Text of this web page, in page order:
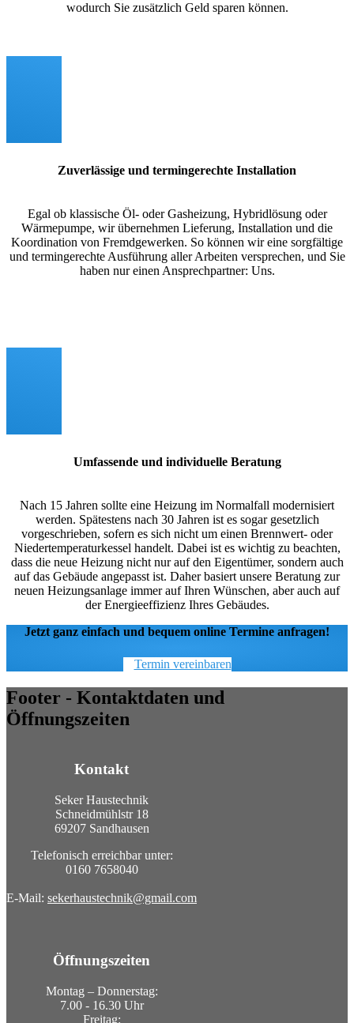
wodurch Sie zusätzlich Geld sparen können.
Zuverlässige und termingerechte Installation
Egal ob klassische Öl- oder Gasheizung, Hybridlösung oder
Wärmepumpe, wir übernehmen Lieferung, Installation und die
Koordination von Fremdgewerken. So können wir eine sorgfältige
und termingerechte Ausführung aller Arbeiten versprechen, und Sie
haben nur einen Ansprechpartner: Uns.
Umfassende und individuelle Beratung
Nach 15 Jahren sollte eine Heizung im Normalfall modernisiert
werden. Spätestens nach 30 Jahren ist es sogar gesetzlich
vorgeschrieben, sofern es sich nicht um einen Brennwert- oder
Niedertemperaturkessel handelt. Dabei ist es wichtig zu beachten,
dass die neue Heizung nicht nur auf den Eigentümer, sondern auch
auf das Gebäude angepasst ist. Daher basiert unsere Beratung zur
neuen Heizungsanlage immer auf Ihren Wünschen, aber auch auf
der Energieeffizienz Ihres Gebäudes.
Jetzt ganz einfach und bequem online Termine anfragen!
Termin vereinbaren
Footer - Kontaktdaten und
Öffnungszeiten
Kontakt
Seker Haustechnik
Schneidmühlstr 18
69207 Sandhausen
Telefonisch erreichbar unter:
0160 7658040
E-Mail: sekerhaustechnik@gmail.com
Öffnungszeiten
Montag – Donnerstag:
7.00 - 16.30 Uhr
Freitag: